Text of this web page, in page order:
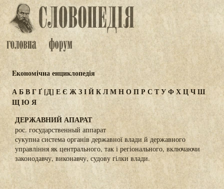
Eкономічна енциклопедія
АБВГҐ[Д] ЕЄ ЖЗІЙКЛМНОПР С ТУФХЦЧШ
ЩЮ Я
ДЕРЖАВНИЙ АПАРАТ
рос. государственный аппарат
сукупна система органів державної влади й державного
управління як центрального, так і регіонального, включаючи
законодавчу, виконавчу, судову гілки влади.